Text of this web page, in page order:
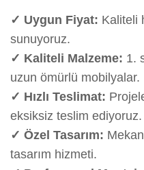
✓ Uygun Fiyat: Kaliteli
sunuyoruz.
✓ Kaliteli Malzeme: 1.
uzun ömürlü mobilyalar.
✓ Hızlı Teslimat:
eksiksiz teslim ediyoruz.
✓ Özel Tasarım:
tasarım hizmeti.